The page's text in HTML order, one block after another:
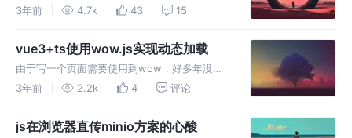
代的网络浏览器中运行 － 它是一种低级的类汇
的性能运行。
3年前 4.7k 43 15
vue3+ts使用wow.js实现动态加载
由于写一个页面需要使用到wow，好多年没用
过了，查了一下文档超多版本教程，使用起来各
3年前 2.2k 4 评论
js在浏览器直传minio方案的心酸